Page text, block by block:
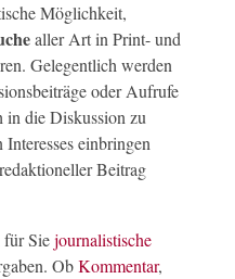
Möglichkeit,
aller Art in Print- und
Gelegentlich werden
oder Aufrufe
in die Diskussion zu
einbringen
Beitrag
Siejournalistische
ObKommentar,